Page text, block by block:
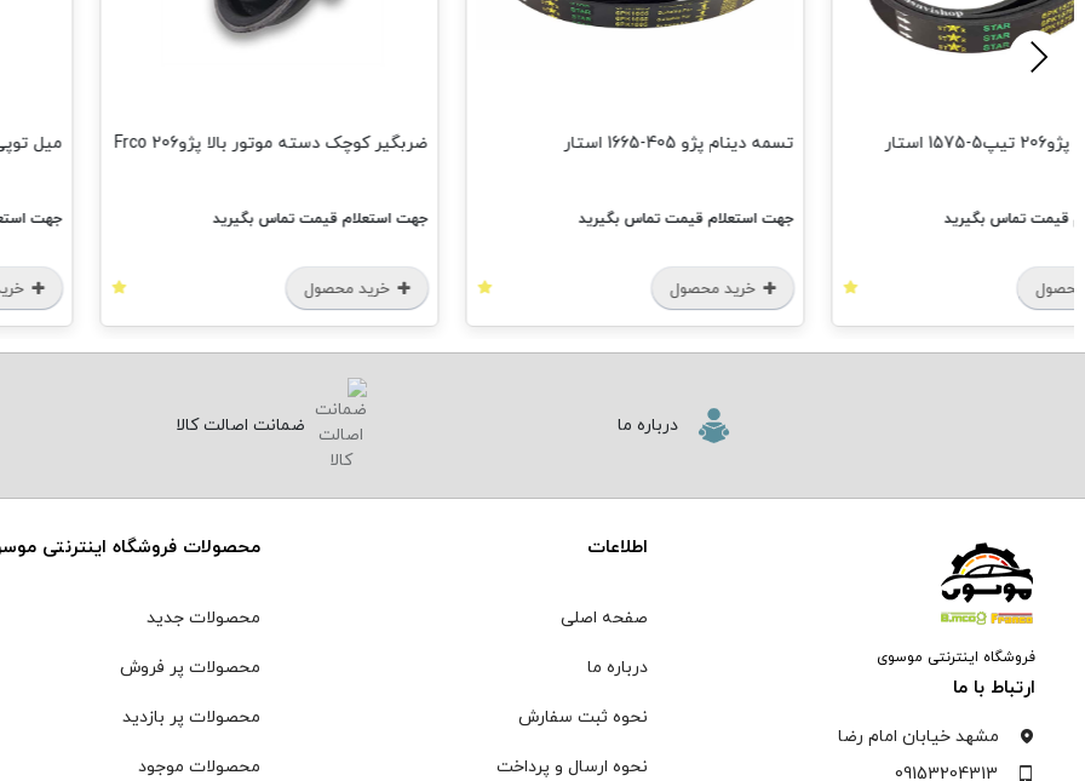
استار
قیمت تماس بگیرید
تسمه دینام پژو 405-1665 استار
جهت استعلام قیمت تماس بگیرید
خرید محصول
ضربگیر کوچک دسته موتور بالا پژو206 Frco
جهت استعلام قیمت تماس بگیرید
خرید محصول
میل توپی پژو
جهت
درباره ما ضمانت اصالت کالا
فروشگاه اینترنتی موسوی
ارتباط با ما
مشهد خیابان امام رضا
09153204313
اطلاعات
صفحه اصلی
درباره ما
نحوه ثبت سفارش
نحوه ارسال و پرداخت
محصولات فروشگاه اینترنتی
محصولات جدید
محصولات پر فروش
محصولات پر بازدید
محصولات موجود